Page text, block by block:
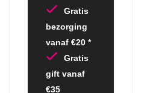
Gratis
bezorging
vanaf €20 *
Gratis
gift vanaf
€35